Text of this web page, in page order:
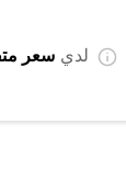
لدي سعر